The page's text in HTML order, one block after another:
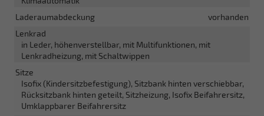
Laderaumabdeckung
vorhanden
Lenkrad
in Leder, höhenverstellbar, mit Multifunktionen, mit
Lenkradheizung, mit Schaltwippen
Sitze
Isofix (Kindersitzbefestigung), Sitzbank hinten verschiebbar,
Rücksitzbank hinten geteilt, Sitzheizung, Isofix Beifahrersitz,
Umklappbarer Beifahrersitz